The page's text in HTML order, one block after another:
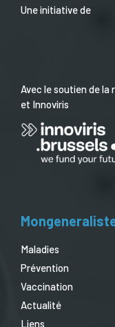
Une initiative de
Avec le soutien de
et Innoviris
Maladies
Prévention
Vaccination
Actualité
Liens